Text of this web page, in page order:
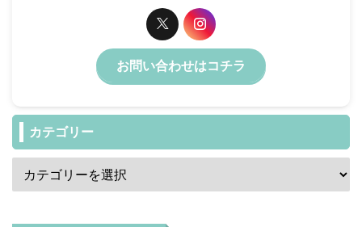
お問い合わせはコチラ
カテゴリー